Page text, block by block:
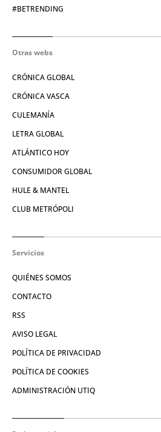
#BETRENDING
Otras webs
CRÓNICA GLOBAL
CRÓNICA VASCA
CULEMANÍA
LETRA GLOBAL
ATLÁNTICO HOY
CONSUMIDOR GLOBAL
HULE & MANTEL
CLUB METRÓPOLI
Servicios
QUIÉNES SOMOS
CONTACTO
RSS
AVISO LEGAL
POLÍTICA DE PRIVACIDAD
POLÍTICA DE COOKIES
ADMINISTRACIÓN UTIQ